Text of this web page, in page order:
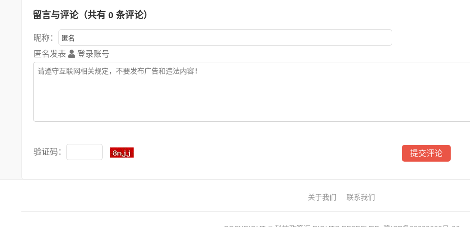
留言与评论（共有 0 条评论）
昵称：
匿名发表
登录账号
验证码：
关于我们 联系我们